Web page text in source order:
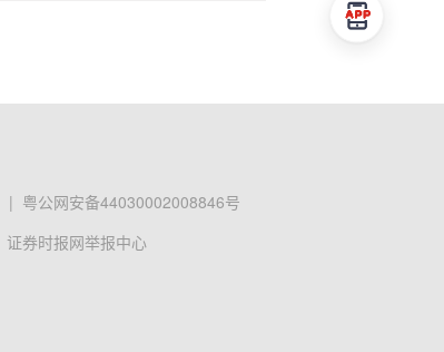
| 粤公网安备44030002008846号
证券时报网举报中心